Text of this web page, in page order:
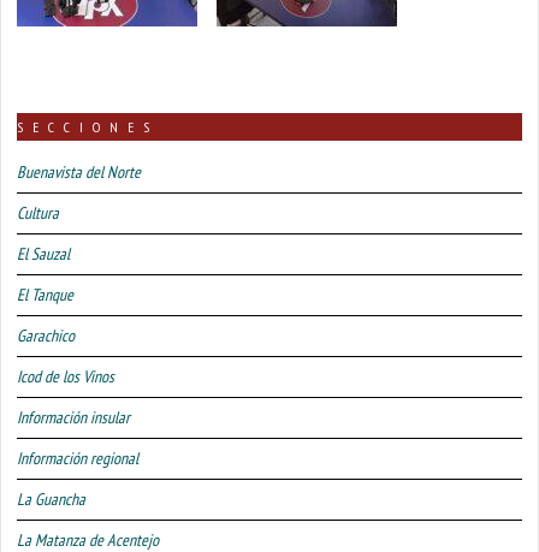
SECCIONES
Buenavista del Norte
Cultura
El Sauzal
El Tanque
Garachico
Icod de los Vinos
Información insular
Información regional
La Guancha
La Matanza de Acentejo